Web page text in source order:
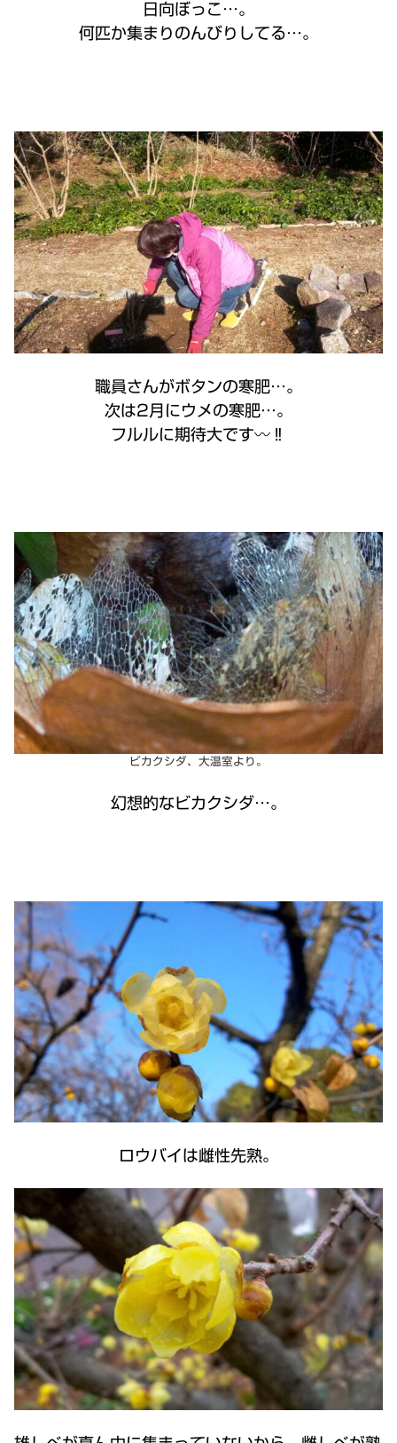
日向ぼっこ…。
何匹か集まりのんびりしてる…。
職員さんがボタンの寒肥…。
次は2月にウメの寒肥…。
フルルに期待大です〰️‼️
ビカクシダ、大温室より。
幻想的なビカクシダ…。
ロウバイは雌性先熟。